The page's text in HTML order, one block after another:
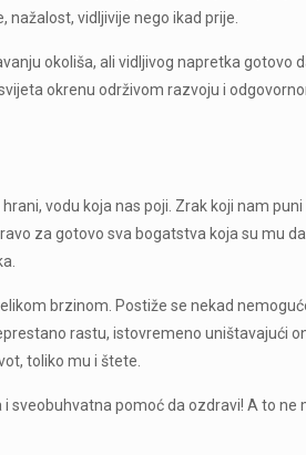
vidljivije nego ikad prije.
okoliša, ali vidljivog napretka gotovo
okrenu održivom razvoju i
vodu koja nas poji. Zrak koji nam
za gotovo sva bogatstva koja su mu
brzinom. Postiže se nekad
rastu, istovremeno uništavajući
toliko mu i štete.
sveobuhvatna pomoć da ozdravi! A to